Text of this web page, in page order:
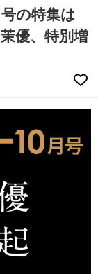
の特集は
優、特別増